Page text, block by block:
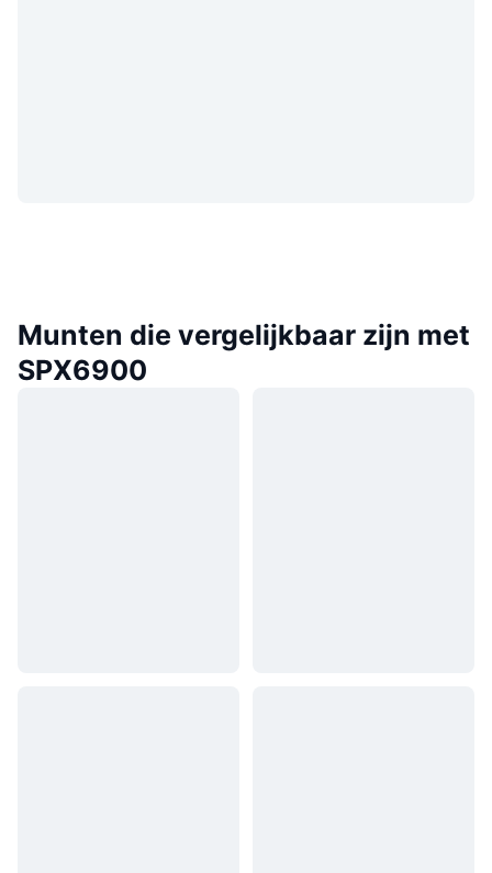
Munten die vergelijkbaar zijn met
SPX6900